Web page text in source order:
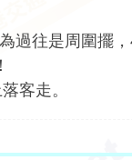
過往是周圍擺
客走。